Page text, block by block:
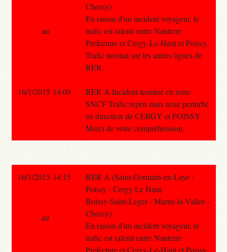
Chessy) :
En raison d'un incident voyageur, le
trafic est ralenti entre Nanterre
Prefecture et Cergy-Le-Haut et Poissy.
Trafic normal sur les autres lignes de
RER.
RER A Incident terminé en zone
SNCF Trafic repris mais reste perturbé
en direction de CERGY et POISSY.
Merci de votre compréhension.
au
16/1/2015 14:09
16/1/2015 14:15
RER A (Saint-Germain-en-Laye -
Poissy - Cergy Le Haut-
Boissy-Saint-Leger - Marne-la-Vallee -
Chessy) :
En raison d'un incident voyageur, le
trafic est ralenti entre Nanterre
Prefecture et Cergy-Le-Haut et Poissy.
au